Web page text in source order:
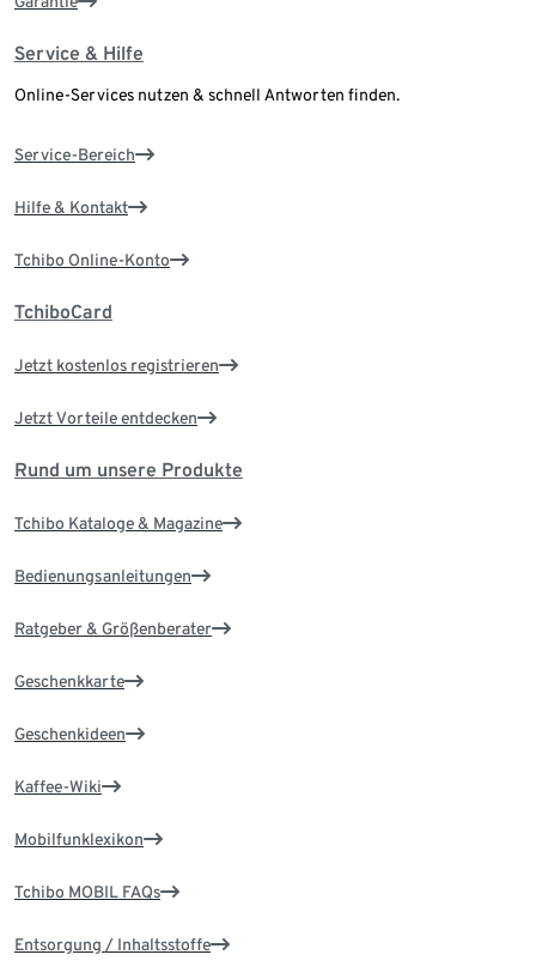
Service & Hilfe
Online-Services nutzen & schnell Antworten finden.
Service-Bereich
Hilfe & Kontakt
Tchibo Online-Konto
TchiboCard
Jetzt kostenlos registrieren
Jetzt Vorteile entdecken
Rund um unsere Produkte
Tchibo Kataloge & Magazine
Bedienungsanleitungen
Ratgeber & Größenberater
Geschenkkarte
Geschenkideen
Kaffee-Wiki
Mobilfunklexikon
Tchibo MOBIL FAQs
Entsorgung / Inhaltsstoffe